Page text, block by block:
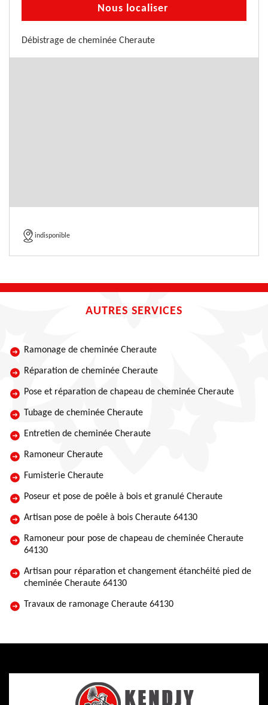
Nous localiser
Débistrage de cheminée Cheraute
indisponible
AUTRES SERVICES
Ramonage de cheminée Cheraute
Réparation de cheminée Cheraute
Pose et réparation de chapeau de cheminée Cheraute
Tubage de cheminée Cheraute
Entretien de cheminée Cheraute
Ramoneur Cheraute
Fumisterie Cheraute
Poseur et pose de poêle à bois et granulé Cheraute
Artisan pose de poêle à bois Cheraute 64130
Ramoneur pour pose de chapeau de cheminée Cheraute
64130
Artisan pour réparation et changement étanchéité pied de
cheminée Cheraute 64130
Travaux de ramonage Cheraute 64130